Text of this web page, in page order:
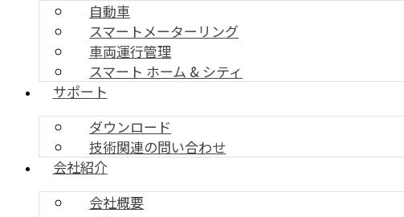
自動車
スマートメーターリング
車両運行管理
スマート ホーム & シティ
サポート
ダウンロード
技術関連の問い合わせ
会社紹介
会社概要